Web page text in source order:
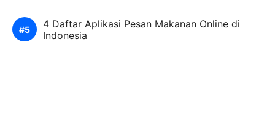
4 Daftar Aplikasi Pesan Makanan Online di
Indonesia